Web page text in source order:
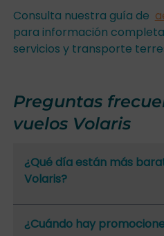
Consulta nuestra guía de
para información
servicios y transporte
Preguntas
vuelos Volaris
¿Qué día están más
Volaris?
¿Cuándo hay